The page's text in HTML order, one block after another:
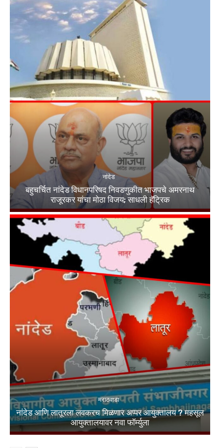
नांदेड
बहुचर्चित नांदेड विधानपरिषद निवडणुकीत भाजपचे अमरनाथ
राजूरकर यांचा मोठा विजय; साधली हॅट्रिक
मराठवाडा
नांदेड आणि लातूरला लवकरच मिळणार अप्पर आयुक्तालय ? महसूल
आयुक्तालयावर नवा फॉर्म्युला